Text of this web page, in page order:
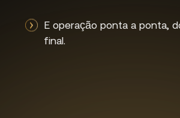
E operação ponta a ponta,
final.